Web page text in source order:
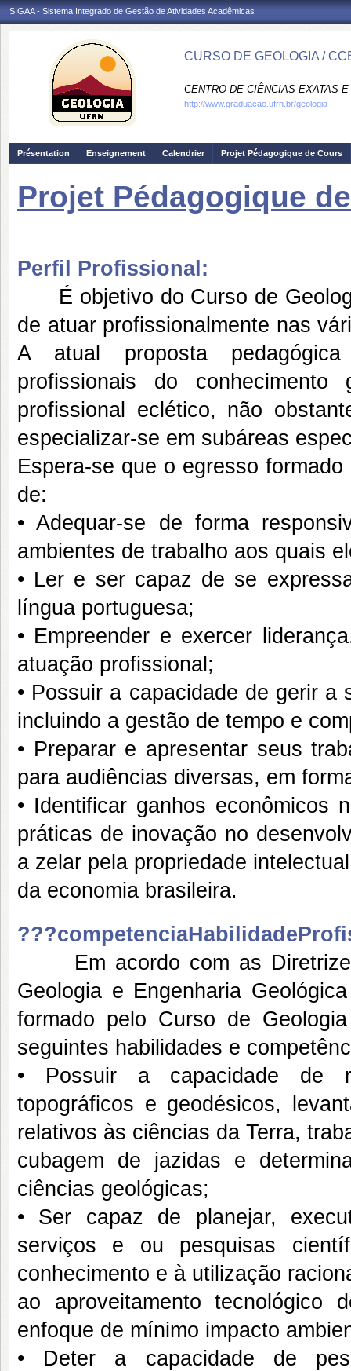
SIGAA - Sistema Integrado de Gestão de Atividades Acadêmicas
CURSO DE GEOLOGIA /
CENTRO DE CIÊNCIAS EXATAS
http://www.graduacao.ufrn.br/geologia
Présentation Enseignement Calendrier Projet Pédagogique de Cours
Projet Pédagogique
Perfil Profissional:
É objetivo do Curso de
de atuar profissionalmente nas
A atual proposta
profissionais do
profissional eclético, não
especializar-se em subáreas
Espera-se que o egresso
de:
• Adequar-se de forma
ambientes de trabalho aos quais
• Ler e ser capaz de se
língua portuguesa;
• Empreender e exercer
atuação profissional;
• Possuir a capacidade de gerir a
incluindo a gestão de tempo e
• Preparar e apresentar seus
para audiências diversas, em
• Identificar ganhos econômicos
práticas de inovação no
a zelar pela propriedade
da economia brasileira.
Em acordo com as Diretrizes
Geologia e Engenharia
formado pelo Curso de
seguintes habilidades e
• Possuir a capacidade de
topográficos e geodésicos,
relativos às ciências da Terra,
cubagem de jazidas e
ciências geológicas;
• Ser capaz de planejar,
serviços e ou pesquisas
conhecimento e à utilização
ao aproveitamento tecnológico
enfoque de mínimo impacto
• Deter a capacidade de